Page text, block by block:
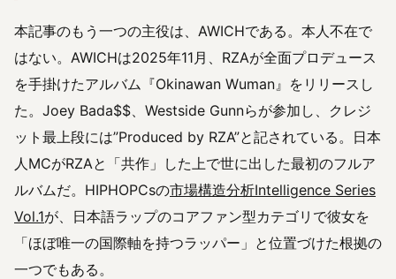
本記事のもう一つの主役は、AWICHである。本人不在で
はない。AWICHは2025年11月、RZAが全面プロデュース
を手掛けたアルバム『Okinawan Wuman』をリリースし
た。Joey Bada$$、Westside Gunnらが参加し、クレジ
ット最上段には”Produced by RZA”と記されている。日本
人MCがRZAと「共作」した上で世に出した最初のフルア
ルバムだ。HIPHOPCsの市場構造分析Intelligence Series
Vol.1が、日本語ラップのコアファン型カテゴリで彼女を
「ほぼ唯一の国際軸を持つラッパー」と位置づけた根拠の
一つでもある。